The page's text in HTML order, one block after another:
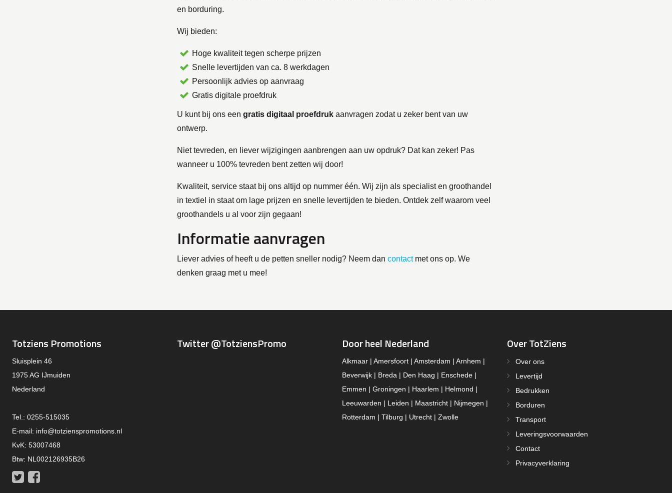
en borduring.
Wij bieden:
Hoge kwaliteit tegen scherpe prijzen
Snelle levertijden van ca. 8 werkdagen
Persoonlijk advies op aanvraag
Gratis digitale proefdruk
U kunt bij ons een gratis digitaal proefdruk aanvragen zodat u zeker bent van uw
ontwerp.
Niet tevreden, en liever wijzigingen aanbrengen aan uw opdruk? Dat kan zeker! Pas
wanneer u 100% tevreden bent zetten wij door!
Kwaliteit, service staat bij ons altijd op nummer één. Wij zijn als specialist en groothandel
in textiel in staat om lage prijzen en snelle levertijden te bieden. Ontdek zelf waarom veel
groothandels u al voor zijn gegaan!
Informatie aanvragen
Liever advies of heeft u de petten sneller nodig? Neem dan contactmet ons op. We
denken graag met u mee!
Totziens Promotions
Sluisplein 46
1975 AG IJmuiden
Nederland
Tel.: 0255-515035
E-mail: info@totzienspromotions.nl
KvK: 53007468
Btw: NL002126935B26
Twitter
Twitter @TotziensPromo Door heel Nederland
Alkmaar | Amersfoort | Amsterdam | Arnhem |
Beverwijk | Breda | Den Haag | Enschede |
Emmen | Groningen | Haarlem | Helmond |
Leeuwarden | Leiden | Maastricht | Nijmegen |
Rotterdam | Tilburg | Utrecht | Zwolle
Over TotZiens
Over ons
Levertijd
Bedrukken
Borduren
Transport
Leveringsvoorwaarden
Contact
Privacyverklaring